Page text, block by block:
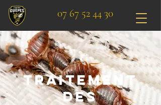
07 67 52 44 30
Traitement
des